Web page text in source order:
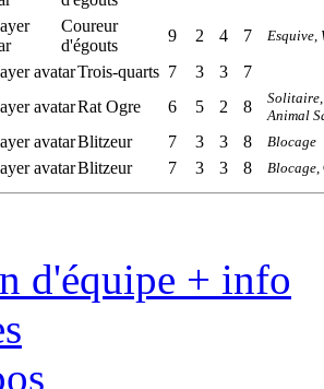
Coureur
d'égouts
9 2 4 7 Esquive
Trois-quarts 7 3 3
7
Rat Ogre 6 5 2 8 Solitaire
Animal
Blitzeur 7 3 3 8 Blocage
Blitzeur 7 3 3 8 Blocage
d'équipe + info